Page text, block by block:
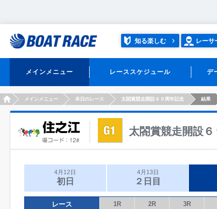
知る楽しむ レーサ
メインメニュー レーススケジュール デ
HOMEメインメニュー 本日のレース 太閤賞競走開設６９周年記念 結果
太閤賞競走開設
4月12日
初日
4月13日
２日目
レース 1R 2R 3R